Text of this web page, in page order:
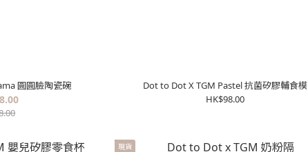
圓圓臉陶瓷碗
Dot to Dot X TGM Pastel 抗菌矽膠輔食模
HK$98.00
現貨